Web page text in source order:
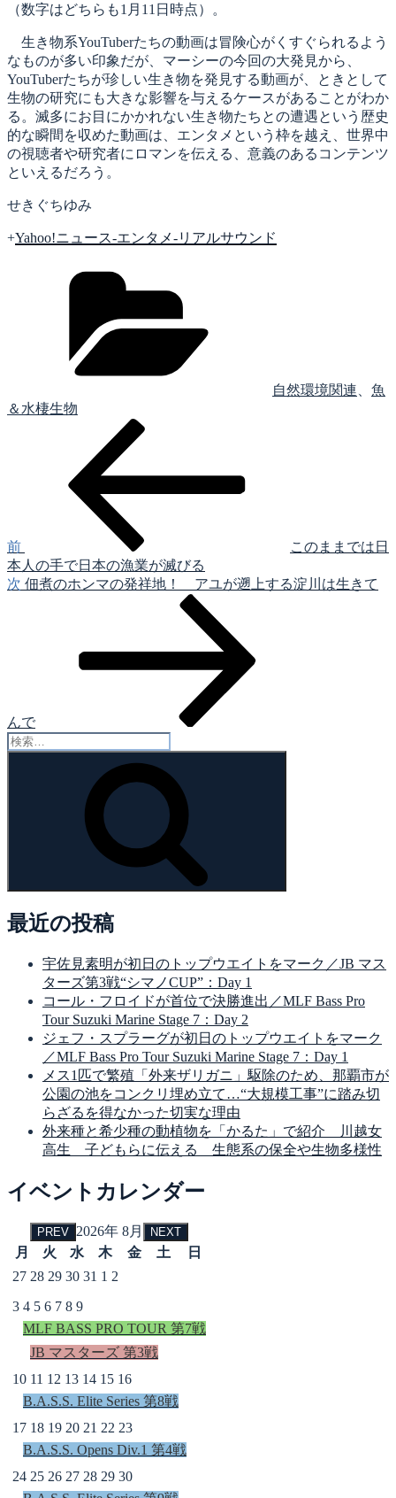
（数字はどちらも1月11日時点）。
生き物系YouTuberたちの動画は冒険心がくすぐられるよう
なものが多い印象だが、マーシーの今回の大発見から、
YouTuberたちが珍しい生き物を発見する動画が、ときとして
生物の研究にも大きな影響を与えるケースがあることがわか
る。滅多にお目にかかれない生き物たちとの遭遇という歴史
的な瞬間を収めた動画は、エンタメという枠を越え、世界中
の視聴者や研究者にロマンを伝える、意義のあるコンテンツ
といえるだろう。
せきぐちゆみ
+Yahoo!ニュース-エンタメ-リアルサウンド
自然環境関連
魚
＆水棲生物
ゲ
ー
前
このままでは日
本人の手で日本の漁業が滅びる
次
次 佃煮のホンマの発祥地！ アユが遡上する淀川は生きて
んで
検
最近の投稿
宇佐見素明が初日のトップウエイトをマーク／JB マス
ターズ第3戦“シマノCUP”：Day 1
コール・フロイドが首位で決勝進出／MLF Bass Pro
Tour Suzuki Marine Stage 7：Day 2
ジェフ・スプラーグが初日のトップウエイトをマーク
／MLF Bass Pro Tour Suzuki Marine Stage 7：Day 1
メス1匹で繁殖「外来ザリガニ」駆除のため、那覇市が
公園の池をコンクリ埋め立て…“大規模工事”に踏み切
らざるを得なかった切実な理由
外来種と希少種の動植物を「かるた」で紹介 川越女
高生 子どもらに伝える 生態系の保全や生物多様性
イベントカレンダー
PREV 2026年 8月 NEXT
月 火 水 木 金 土
日
27 28 29 30 31 1 2
3 4 5 6 7 8 9
MLF BASS PRO TOUR 第7戦
JB マスターズ 第3戦
10 11 12 13 14 15 16
B.A.S.S. Elite Series 第8戦
17 18 19 20 21 22 23
B.A.S.S. Opens Div.1 第4戦
24 25 26 27 28 29 30